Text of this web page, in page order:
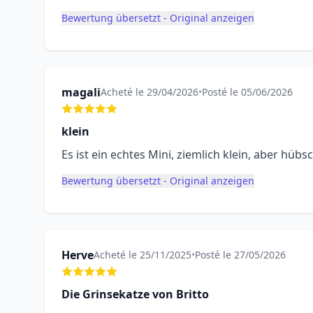
Bewertung übersetzt - Original anzeigen
magaliAcheté le 29/04/2026•Posté le 05/06/2026
klein
Es ist ein echtes Mini, ziemlich klein, aber
Bewertung übersetzt - Original anzeigen
HerveAcheté le 25/11/2025•Posté le 27/05/2026
Die Grinsekatze von Britto